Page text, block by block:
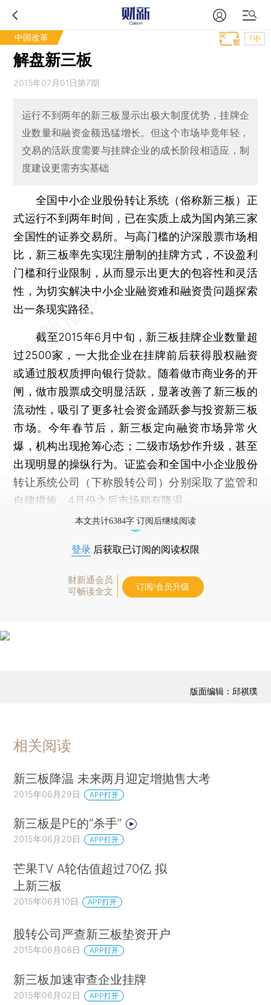
中国改革 T中
解盘新三板
2015年07月01日第7期
运行不到两年的新三板显示出极大制度优势，挂牌企
业数量和融资金额迅猛增长。但这个市场毕竟年轻，
交易的活跃度需要与挂牌企业的成长阶段相适应，制
度建设更需夯实基础
全国中小企业股份转让系统（俗称新三板）正
式运行不到两年时间，已在实质上成为国内第三家
全国性的证券交易所。与高门槛的沪深股票市场相
比，新三板率先实现注册制的挂牌方式，不设盈利
门槛和行业限制，从而显示出更大的包容性和灵活
性，为切实解决中小企业融资难和融资贵问题探索
出一条现实路径。
截至2015年6月中旬，新三板挂牌企业数量超
过2500家，一大批企业在挂牌前后获得股权融资
或通过股权质押向银行贷款。随着做市商业务的开
闸，做市股票成交明显活跃，显著改善了新三板的
流动性，吸引了更多社会资金踊跃参与投资新三板
市场。今年春节后，新三板定向融资市场异常火
爆，机构出现抢筹心态；二级市场炒作升级，甚至
出现明显的操纵行为。证监会和全国中小企业股份
转让系统公司（下称股转公司）分别采取了监管和
自律措施，4月份之后市场稍有降温。
本文共计6384字 订阅后继续阅读
登录 后获取已订阅的阅读权限
财新通会员
可畅读全文
订阅/会员升级
版面编辑：邱祺璞
相关阅读
新三板降温 未来两月迎定增抛售大考
2015年06月29日 APP打开
新三板是PE的“杀手”
2015年06月20日 APP打开
芒果TV A轮估值超过70亿 拟
上新三板
2015年06月10日 APP打开
股转公司严查新三板垫资开户
2015年06月08日 APP打开
新三板加速审查企业挂牌
2015年06月02日 APP打开